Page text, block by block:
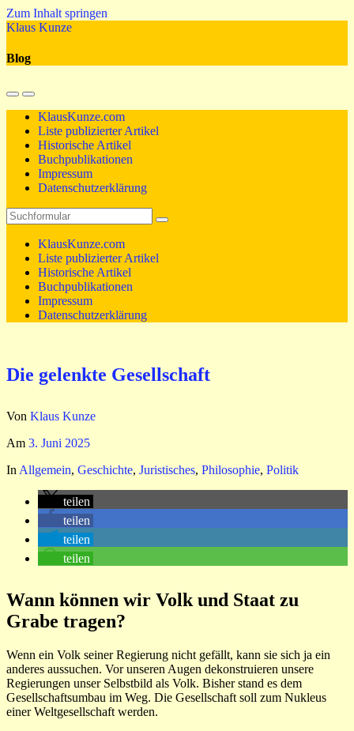
Zum Inhalt springen
Klaus Kunze
Blog
Mobil-
Menü
umschalten
Suchfeld
umschalten
KlausKunze.com
Liste publizierter Artikel
Historische Artikel
Buchpublikationen
Impressum
Datenschutzerklärung
Suchen
KlausKunze.com
Liste publizierter Artikel
Historische Artikel
Buchpublikationen
Impressum
Datenschutzerklärung
Die gelenkte Gesellschaft
Von Klaus Kunze
Am 3. Juni 2025
InAllgemein, Geschichte, Juristisches, Philosophie, Politik
teilen
teilen
teilen
teilen
Wann können wir Volk und Staat zu
Grabe tragen?
Wenn ein Volk seiner Regierung nicht gefällt, kann sie sich ja ein
anderes aussuchen. Vor unseren Augen dekonstruieren unsere
Regierungen unser Selbstbild als Volk. Bisher stand es dem
Gesellschaftsumbau im Weg. Die Gesellschaft soll zum Nukleus
einer Weltgesellschaft werden.